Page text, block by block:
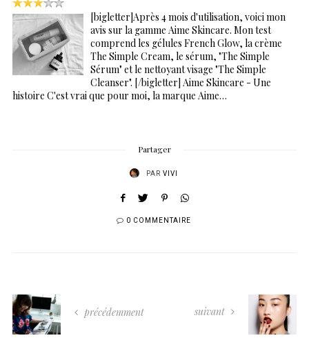
[bigletter]Après 4 mois d'utilisation, voici mon
avis sur la gamme Aime Skincare. Mon test
comprend les gélules French Glow, la crème
The Simple Cream, le sérum, "The Simple
Sérum" et le nettoyant visage "The Simple
Cleanser". [/bigletter] Aime Skincare - Une
histoire C'est vrai que pour moi, la marque Aime…
Partager
PAR VIVI
0 COMMENTAIRE
précédemment suivant